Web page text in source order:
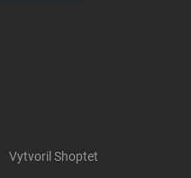
Vytvoril Shoptet